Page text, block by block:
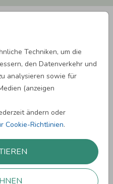
Techniken, um die
den Datenverkehr und
analysieren sowie für
(anzeigen
ändern oder
Cookie-Richtlinien.